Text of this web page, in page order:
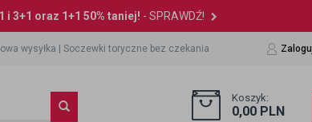
i 3+1 oraz 1+1 50% taniej! - SPRAWDŹ!
wysyłka |Soczewki toryczne bez czekania
Koszyk:
0,00 PLN